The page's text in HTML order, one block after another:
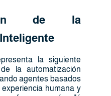
de la
la siguiente
la automatización
agentes basados
humana y